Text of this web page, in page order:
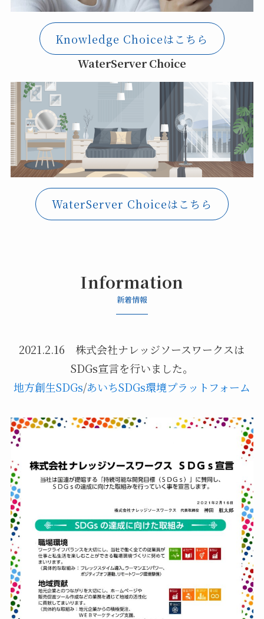
Knowledge Choiceはこちら
WaterServer Choice
WaterServer Choiceはこちら
Information
新着情報
2021.2.16 株式会社ナレッジソースワークスは
SDGs宣言を行いました。
地方創生SDGs/あいちSDGs環境プラットフォーム